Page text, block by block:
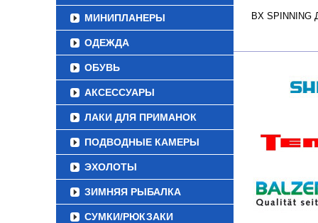
МИНИПЛАНЕРЫ
ОДЕЖДА
ОБУВЬ
АКСЕССУАРЫ
ЛАКИ ДЛЯ ПРИМАНОК
ПОДВОДНЫЕ КАМЕРЫ
ЭХОЛОТЫ
ЗИМНЯЯ РЫБАЛКА
СУМКИ/РЮКЗАКИ
BX SPINNING